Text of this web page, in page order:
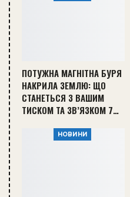
ПОТУЖНА МАГНІТНА БУРЯ
НАКРИЛА ЗЕМЛЮ: ЩО
СТАНЕТЬСЯ З ВАШИМ
ТИСКОМ ТА ЗВ’ЯЗКОМ 7…
НОВИНИ